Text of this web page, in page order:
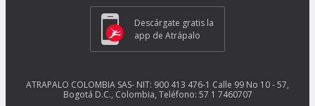
Descárgate gratis la
app de Atrápalo
ATRAPALO COLOMBIA SAS- NIT: 900 413 476-1 Calle 99 No 10 - 57,
Bogotá D.C., Colombia, Teléfono: 57 1 7460707